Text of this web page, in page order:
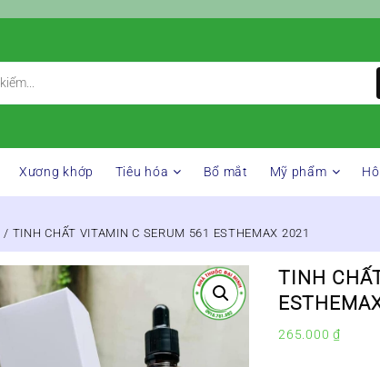
Xương khớp Tiêu hóa Bổ mắt Mỹ phẩm
/ TINH CHẤT VITAMIN C SERUM 561 ESTHEMAX 2021
TINH
265.000 ₫